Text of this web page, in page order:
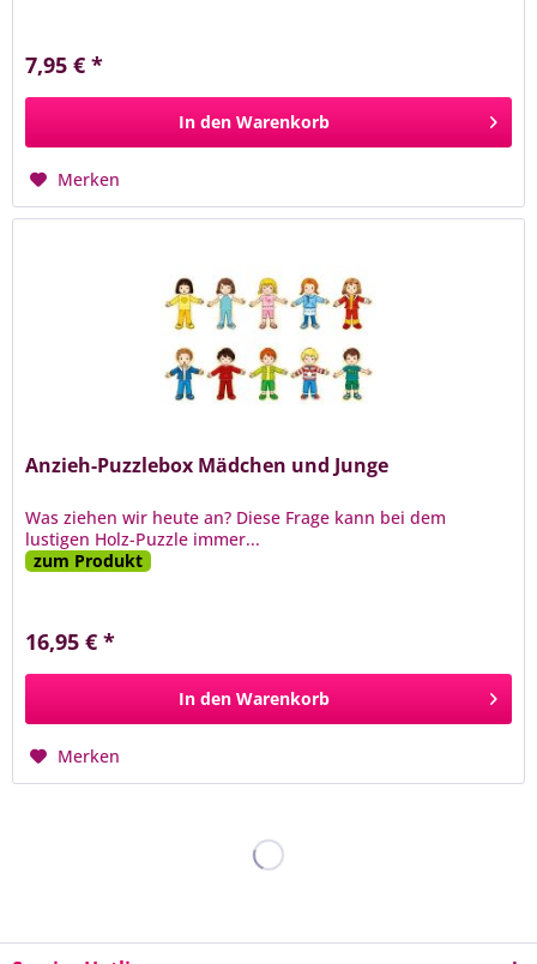
7,95 € *
In den Warenkorb
Merken
Anzieh-Puzzlebox Mädchen und Junge
Was ziehen wir heute an? Diese Frage kann bei dem
lustigen Holz-Puzzle immer...
zum Produkt
16,95 € *
In den Warenkorb
Merken